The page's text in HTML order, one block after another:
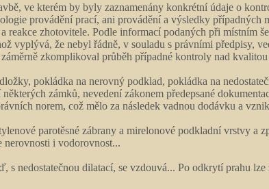
ve kterém by byly zaznamenány konkrétní údaje o
provádění prací, ani provádění a výsledky případných
reakce zhotovitele. Podle informací podaných při místním
vyplývá, že nebyl řádně, v souladu s právními předpisy,
zkomplikoval průběh případné kontroly nad
pokládka na nerovný podklad, pokládka na
zámků, nevedení zákonem předepsané
norem, což mělo za následek vadnou dodávku a
parotěsné zábrany a mirelonové podkladní vrstvy a
i vodorovnost...
s nedostatečnou dilatací, se vzdouvá... Po odkrytí prahu